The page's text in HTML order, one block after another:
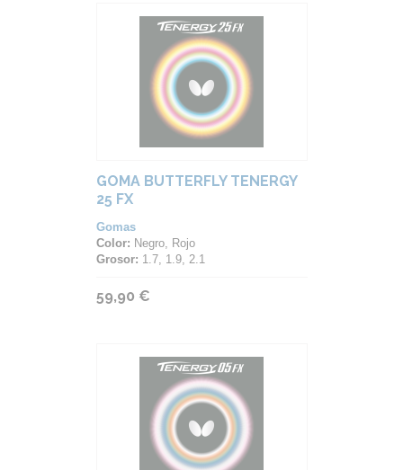
GOMA BUTTERFLY TENERGY
25 FX
Gomas
Color: Negro, Rojo
Grosor: 1.7, 1.9, 2.1
59,90 €